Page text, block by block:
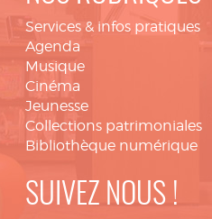
Services & infos pratiques
Agenda
Musique
Cinéma
Jeunesse
Collections patrimoniales
Bibliothèque numérique
SUIVEZ NOUS !